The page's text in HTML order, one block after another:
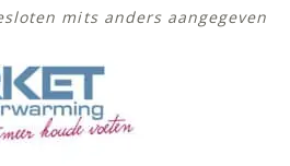
mits anders aangegeven